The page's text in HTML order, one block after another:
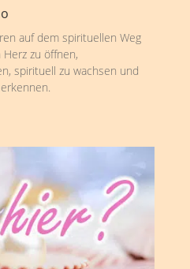
auf dem spirituellen Weg
zu öffnen,
spirituell zu wachsen und